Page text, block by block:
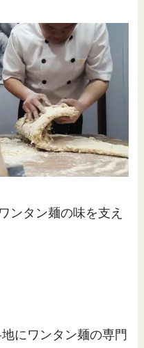
ンタン麺の味を支え
にワンタン麺の専門